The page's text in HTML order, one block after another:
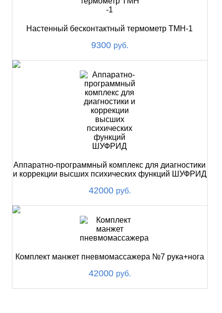
Настенный бесконтактный термометр ТМН-1
9300 руб.
Аппаратно-программный комплекс для диагностики
и коррекции высших психических функций ШУФРИД
42000 руб.
Комплект манжет пневмомассажера №7 рука+нога
42000 руб.